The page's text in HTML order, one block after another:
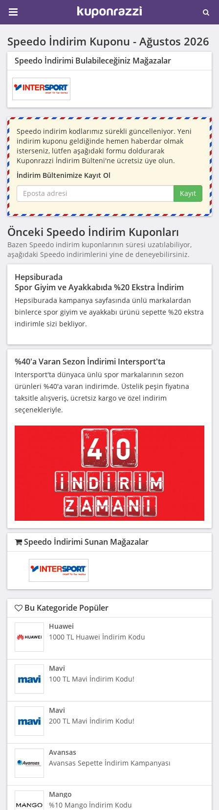
Speedo İndirim Kuponu - Ağustos 2026
Speedo İndirimi Bulabileceğiniz Mağazalar
Speedo indirim kodlarımız sürekli güncelleniyor. Yeni
indirim kuponu geldiğinde hemen haberdar olmak
isterseniz, lütfen aşağıdaki formu doldurarak
Kuponrazzi İndirim Bülteni'ne ücretsiz üye olun.
İndirim Bültenimize Kayıt Ol
Kayıt
Önceki Speedo İndirim Kuponları
Bazen Speedo indirim kuponlarının süresi uzatılabiliyor,
aşağıdaki Speedo indirimlerini yine de deneyebilirsiniz.
Hepsiburada
Spor Giyim ve Ayakkabıda %20 Ekstra İndirim
Hepsiburada kampanya sayfasında ünlü markalardan
binlerce spor giyim ve ayakkabı ürünü sepette %20 ekstra
indirimle sizi bekliyor.
%40'a Varan Sezon İndirimi Intersport'ta
Intersport'ta dünyaca ünlü spor markalarının sezon
ürünleri %40'a varan indirimde. Üstelik peşin fiyatına
taksitle alışveriş, ücretsiz kargo ve özel indirim
seçenekleriyle.
Speedo İndirimi Sunan Mağazalar
Bu Kategoride Popüler
Huawei
1000 TL Huawei İndirim Kodu
Mavi
100 TL Mavi İndirim Kodu!
Mavi
200 TL Mavi İndirim Kodu!
Avansas
Avansas Sepette İndirim Kampanyası
Mango
%10 Mango İndirim Kodu